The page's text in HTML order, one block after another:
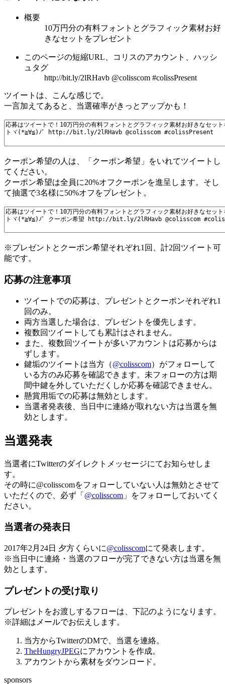
概要
10万円分の有料フォントとグラフィック素材お好
きなセットをプレゼント
このページの短縮URL、コリスのアカウント、ハッシ
ュタグ
http://bit.ly/2lRHavb @colisscom #colissPresent
ツイートは、こんな感じで。
一言加えてあると、当選確率がきっとアップかも！
クーポン希望の人は、「クーポン希望」をいれてツイートし
てください。
クーポン希望は全員に20%オフクーポンを進呈します。そし
て抽選で3名様に50%オフをプレゼント。
※プレゼントとクーポン希望それぞれ1回、計2回ツイート可
能です。
応募の注意事項
ツイートでの応募は、プレゼントとクーポンそれぞれ1
回のみ。
両方当選した場合は、プレゼントを優先します。
複数回ツイートしても累計はされません。
また、複数回ツイートが多いアカウントは応募からは
ずします。
鍵垢のツイートは当方（@colisscom）がフォローして
いる方のみ応募を確認できます。未フォローの方は期
間中鍵を外していただくしか応募を確認できません。
懸賞用垢での応募は無効とします。
当選者発表後、当日中に連絡が取れない方は当選を無
効とします。
当選発表
当選者にTwitterのダイレクトメッセージにてお知らせしま
す。
その時に@colisscomをフォローしていない人は無効とさせて
いただくので、 必ず「 @colisscom 」をフォロー しておいてく
ださい。
当選者の発表日
2017年2月24日 夕方くらいに@colisscomにて発表します。
※当日中に連絡・当選のフローが完了できない方は当選を無
効とします。
プレゼントの受け取り
プレゼントをお渡しするフローは、下記のようになります。
※詳細はメールでお伝えします。
当方からTwitterのDMで、当選を連絡。
TheHungryJPEGにアカウントを作成。
アカウントから素材をダウンロード。
sponsors